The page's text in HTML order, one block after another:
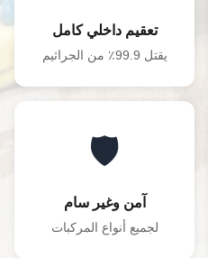
تعقيم داخلي كامل
يقتل 99.9٪ من الجراثيم
🛡️
آمن وغير سام
لجميع أنواع المركبات